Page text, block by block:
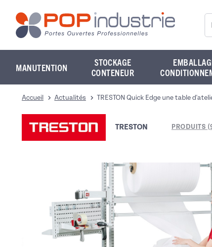
MANUTENTION
STOCKAGE
CONTENEUR
Accueil Actualités TRESTON Quick Edge une table
TRESTON PRODUITS